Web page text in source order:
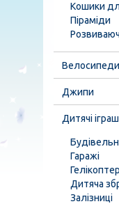
Кошики
Піраміди
Джипи
Дитячі
Гаражі
Дитяча
Залізниці